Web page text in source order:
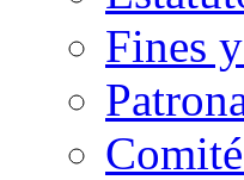
Fines